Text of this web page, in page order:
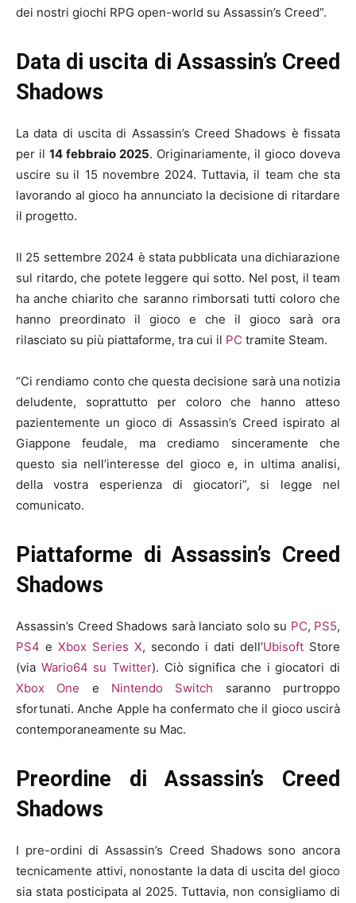
dei nostri giochi RPG open-world su Assassin’s Creed”.
Data di uscita di Assassin’s Creed
Shadows
La data di uscita di Assassin’s Creed Shadows è fissata
per il 14 febbraio 2025. Originariamente, il gioco doveva
uscire su il 15 novembre 2024. Tuttavia, il team che sta
lavorando al gioco ha annunciato la decisione di ritardare
il progetto.
Il 25 settembre 2024 è stata pubblicata una dichiarazione
sul ritardo, che potete leggere qui sotto. Nel post, il team
ha anche chiarito che saranno rimborsati tutti coloro che
hanno preordinato il gioco e che il gioco sarà ora
rilasciato su più piattaforme, tra cui il PC tramite Steam.
“Ci rendiamo conto che questa decisione sarà una notizia
deludente, soprattutto per coloro che hanno atteso
pazientemente un gioco di Assassin’s Creed ispirato al
Giappone feudale, ma crediamo sinceramente che
questo sia nell’interesse del gioco e, in ultima analisi,
della vostra esperienza di giocatori”, si legge nel
comunicato.
Piattaforme di Assassin’s Creed
Shadows
Assassin’s Creed Shadows sarà lanciato solo su PC, PS5,
PS4 e Xbox Series X, secondo i dati dell’Ubisoft Store
(via Wario64 su Twitter). Ciò significa che i giocatori di
Xbox One e Nintendo Switch saranno purtroppo
sfortunati. Anche Apple ha confermato che il gioco uscirà
contemporaneamente su Mac.
Preordine di Assassin’s Creed
Shadows
I pre-ordini di Assassin’s Creed Shadows sono ancora
tecnicamente attivi, nonostante la data di uscita del gioco
sia stata posticipata al 2025. Tuttavia, non consigliamo di